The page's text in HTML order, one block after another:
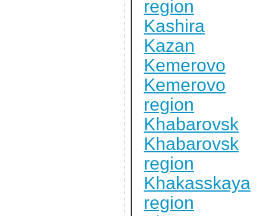
region
Kashira
Kazan
Kemerovo
Kemerovo
region
Khabarovsk
Khabarovsk
region
Khakasskaya
region